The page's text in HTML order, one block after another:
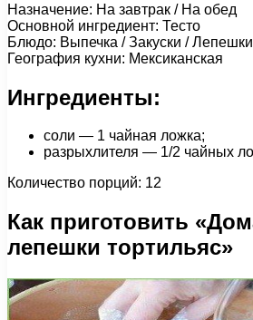
Назначение: На завтрак / На обед
Основной ингредиент: Тесто
Блюдо: Выпечка / Закуски /
География кухни: Мексиканская
Ингредиенты:
соли — 1 чайная ложка;
разрыхлителя — 1/2 чайных
Количество порций: 12
Как приготовить
лепешки тортильяс»